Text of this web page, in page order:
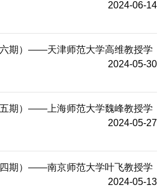
2024-06-14
期）——天津师范大学高维教授学
2024-05-30
期）——上海师范大学魏峰教授学
2024-05-27
期）——南京师范大学叶飞教授学
2024-05-13